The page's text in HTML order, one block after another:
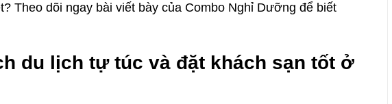
Theo dõi ngay bài viết bày của Combo Nghỉ Dưỡng để biết
du lịch tự túc và đặt khách sạn tốt ở